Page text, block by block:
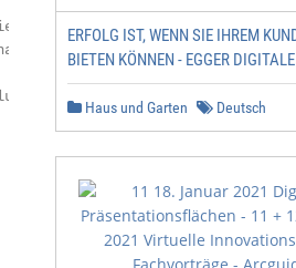
Spezielle
­Marktanalysen
Exklusiv
ERFOLG IST, WENN SIE IHREM
BIETEN KÖNNEN - EGGER
Haus und Garten Deutsch